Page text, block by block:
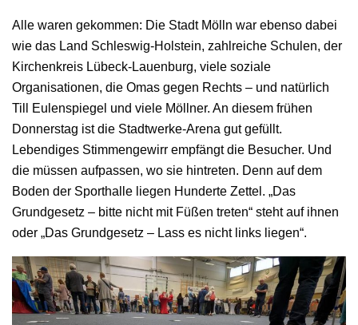
Alle waren gekommen: Die Stadt Mölln war ebenso dabei
wie das Land Schleswig-Holstein, zahlreiche Schulen, der
Kirchenkreis Lübeck-Lauenburg, viele soziale
Organisationen, die Omas gegen Rechts – und natürlich
Till Eulenspiegel und viele Möllner. An diesem frühen
Donnerstag ist die Stadtwerke-Arena gut gefüllt.
Lebendiges Stimmengewirr empfängt die Besucher. Und
die müssen aufpassen, wo sie hintreten. Denn auf dem
Boden der Sporthalle liegen Hunderte Zettel. „Das
Grundgesetz – bitte nicht mit Füßen treten“ steht auf ihnen
oder „Das Grundgesetz – Lass es nicht links liegen“.